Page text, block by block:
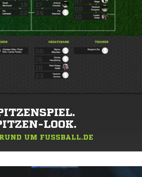
LOOK.
UM FUSSBALL.DE